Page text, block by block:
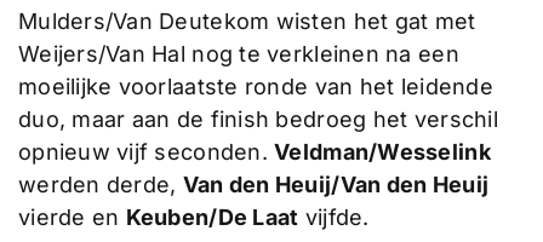
Mulders/Van Deutekom wisten het gat met
Weijers/Van Hal nog te verkleinen na een
moeilijke voorlaatste ronde van het leidende
duo, maar aan de finish bedroeg het verschil
opnieuw vijf seconden.Veldman/Wesselink
werden derde, Van den Heuij/Van den Heuij
vierde en Keuben/De Laat vijfde.